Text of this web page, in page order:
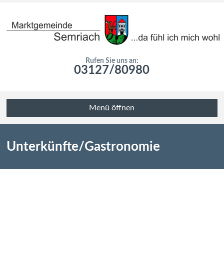
Rufen Sie uns an:
03127/80980
Menü öffnen
Unterkünfte/Gastronomie